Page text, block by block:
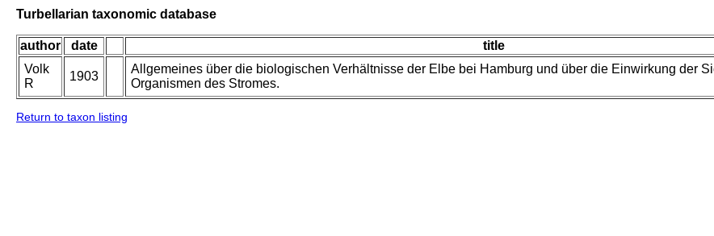
Turbellarian taxonomic database
author date title
Volk
R
1903
Allgemeines über die biologischen Verhältnisse der Elbe bei Hamburg und über die Einwirkung der
Organismen des Stromes.
Return to taxon listing